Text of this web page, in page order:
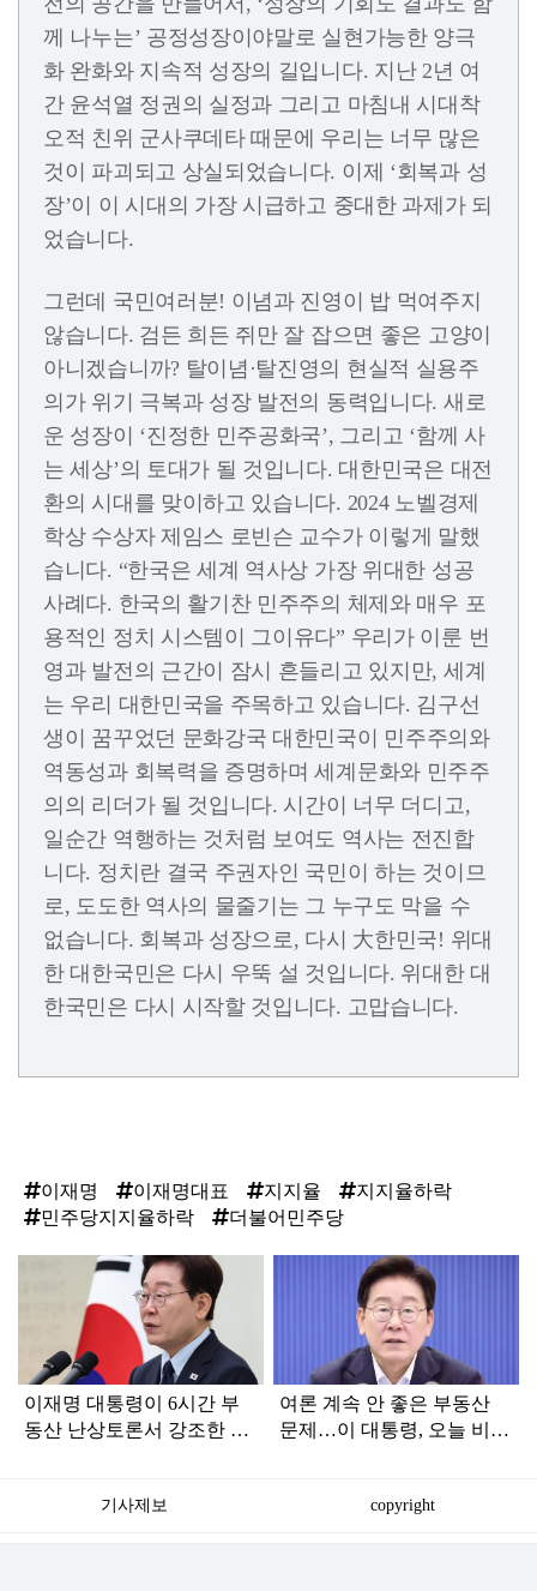
께 나누는’ 공정성장이야말로 실현가능한 양극
화 완화와 지속적 성장의 길입니다. 지난 2년 여
간 윤석열 정권의 실정과 그리고 마침내 시대착
오적 친위 군사쿠데타 때문에 우리는 너무 많은
것이 파괴되고 상실되었습니다. 이제 ‘회복과 성
장’이 이 시대의 가장 시급하고 중대한 과제가 되
었습니다.
그런데 국민여러분! 이념과 진영이 밥 먹여주지
않습니다. 검든 희든 쥐만 잘 잡으면 좋은 고양이
아니겠습니까? 탈이념·탈진영의 현실적 실용주
의가 위기 극복과 성장 발전의 동력입니다. 새로
운 성장이 ‘진정한 민주공화국’, 그리고 ‘함께 사
는 세상’의 토대가 될 것입니다. 대한민국은 대전
환의 시대를 맞이하고 있습니다. 2024 노벨경제
학상 수상자 제임스 로빈슨 교수가 이렇게 말했
습니다. “한국은 세계 역사상 가장 위대한 성공
사례다. 한국의 활기찬 민주주의 체제와 매우 포
용적인 정치 시스템이 그이유다” 우리가 이룬 번
영과 발전의 근간이 잠시 흔들리고 있지만, 세계
는 우리 대한민국을 주목하고 있습니다. 김구선
생이 꿈꾸었던 문화강국 대한민국이 민주주의와
역동성과 회복력을 증명하며 세계문화와 민주주
의의 리더가 될 것입니다. 시간이 너무 더디고,
일순간 역행하는 것처럼 보여도 역사는 전진합
니다. 정치란 결국 주권자인 국민이 하는 것이므
로, 도도한 역사의 물줄기는 그 누구도 막을 수
없습니다. 회복과 성장으로, 다시 大한민국! 위대
한 대한국민은 다시 우뚝 설 것입니다. 위대한 대
한국민은 다시 시작할 것입니다. 고맙습니다.
이재명 이재명대표 지지율
지지율하락
민주당지지율하락
더불어민주당
이재명 대통령이 6시간 부
동산 난상토론서 강조한 내
여론 계속 안 좋은 부동산
문제…이 대통령, 오늘 비공
기사제보 copyright